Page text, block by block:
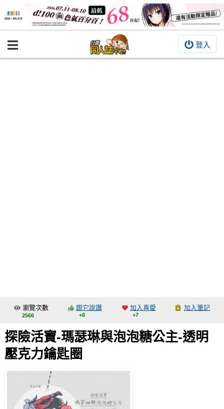
登入
BOOKY書集倉庫
交流中心
攤位轉讓區
會員功能選單
註冊會員
登入
瀏覽次數
2566
跟它說讚
+6
加入喜愛
+7
加入筆記
探險活寶-瑪瑟琳與泡泡糖公主-透明
壓克力鑰匙圈